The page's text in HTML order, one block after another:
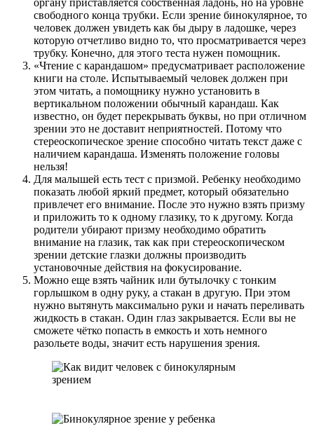
органу приставляется собственная ладонь, но на уровне
свободного конца трубки. Если зрение бинокулярное, то
человек должен увидеть как бы дыру в ладошке, через
которую отчетливо видно то, что просматривается через
трубку. Конечно, для этого теста нужен помощник.
«Чтение с карандашом» предусматривает расположение
книги на столе. Испытываемый человек должен при
этом читать, а помощнику нужно установить в
вертикальном положении обычный карандаш. Как
известно, он будет перекрывать буквы, но при отличном
зрении это не доставит неприятностей. Потому что
стереоскопическое зрение способно читать текст даже с
наличием карандаша. Изменять положение головы
нельзя!
Для малышей есть тест с призмой. Ребенку необходимо
показать любой яркий предмет, который обязательно
привлечет его внимание. После это нужно взять призму
и приложить то к одному глазику, то к другому. Когда
родители убирают призму необходимо обратить
внимание на глазик, так как при стереоскопическом
зрении детские глазки должны производить
установочные действия на фокусирование.
Можно еще взять чайник или бутылочку с тонким
горлышком в одну руку, а стакан в другую. При этом
нужно вытянуть максимально руки и начать переливать
жидкость в стакан. Один глаз закрывается. Если вы не
сможете чётко попасть в емкость и хоть немного
разольете воды, значит есть нарушения зрения.